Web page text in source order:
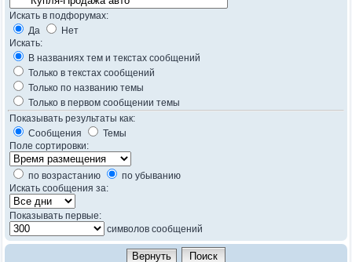
Искать в подфорумах:
Да
Нет
Искать:
В названиях тем и текстах сообщений
Только в текстах сообщений
Только по названию темы
Только в первом сообщении темы
Показывать результаты как:
Сообщения
Темы
Поле сортировки:
по возрастанию
по убыванию
Искать сообщения за:
Показывать первые:
символов сообщений